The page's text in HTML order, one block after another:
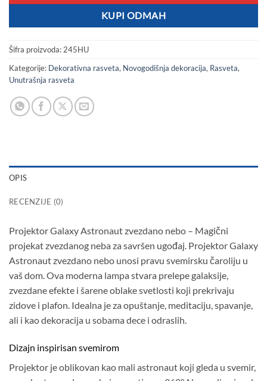
KUPI ODMAH
Šifra proizvoda: 245HU
Kategorije: Dekorativna rasveta, Novogodišnja dekoracija, Rasveta,
Unutrašnja rasveta
OPIS
RECENZIJE (0)
Projektor Galaxy Astronaut zvezdano nebo – Magični
projekat zvezdanog neba za savršen ugođaj. Projektor Galaxy
Astronaut zvezdano nebo unosi pravu svemirsku čaroliju u
vaš dom. Ova moderna lampa stvara prelepe galaksije,
zvezdane efekte i šarene oblake svetlosti koji prekrivaju
zidove i plafon. Idealna je za opuštanje, meditaciju, spavanje,
ali i kao dekoracija u sobama dece i odraslih.
Dizajn inspirisan svemirom
Projektor je oblikovan kao mali astronaut koji gleda u svemir,